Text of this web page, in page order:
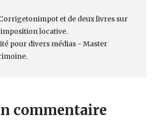
et de deux livres sur
locative.
pour divers médias - Master
commentaire